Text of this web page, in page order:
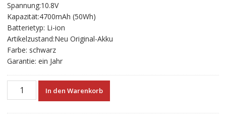
war:
€67.20
ist:
€37.33.
Spannung:10.8V
Kapazität:4700mAh (50Wh)
Batterietyp: Li-ion
Artikelzustand:Neu Original-Akku
Farbe: schwarz
Garantie: ein Jahr
Neuer
In den Warenkorb